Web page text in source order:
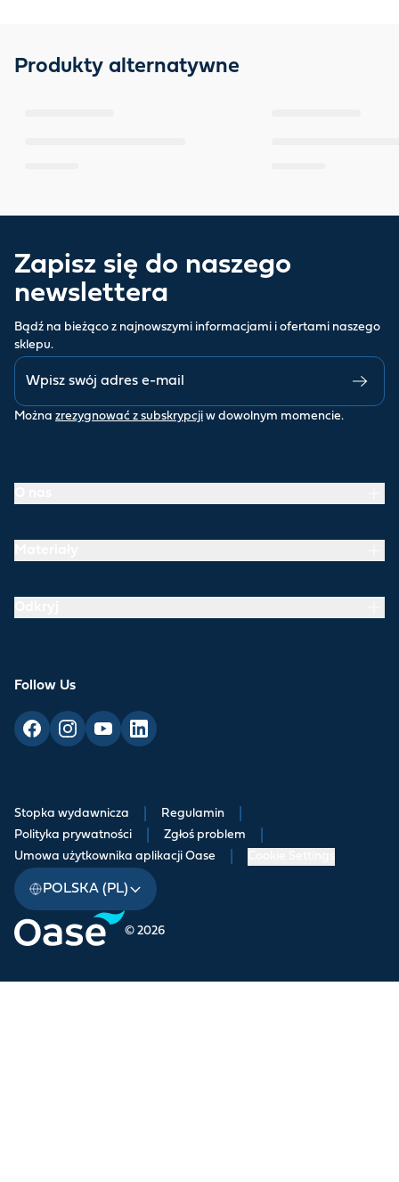
Produkty alternatywne
Zapisz się do naszego
newslettera
Bądź na bieżąco z najnowszymi informacjami i ofertami naszego
sklepu.
Można zrezygnować z subskrypcji w dowolnym momencie.
Follow Us
© 2026
Stopka wydawnicza Regulamin
Polityka prywatności Zgłoś problem
Umowa użytkownika aplikacji Oase
POLSKA (PL)